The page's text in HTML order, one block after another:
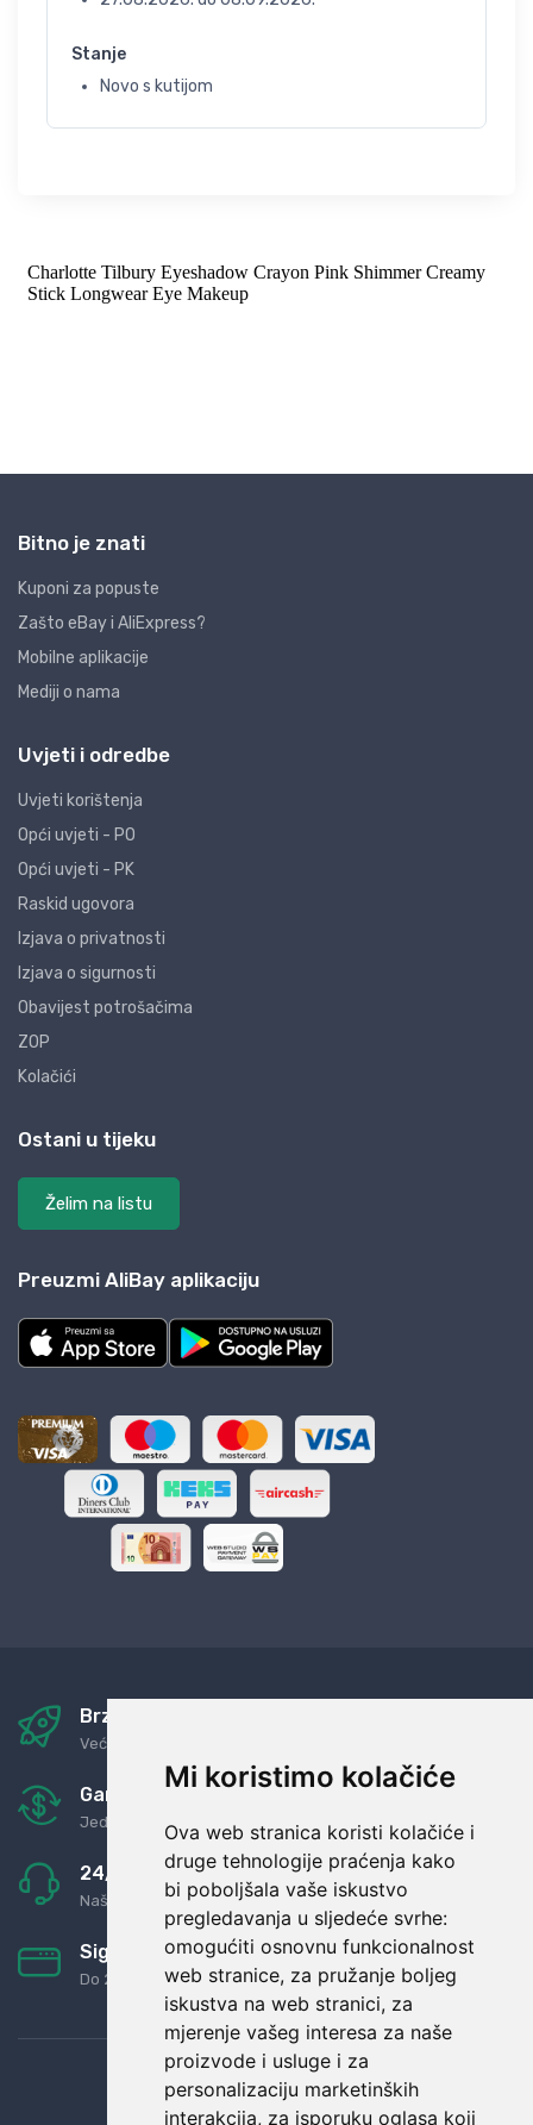
Mi koristimo kolačiće
Ova web stranica koristi kolačiće i
druge tehnologije praćenja kako
bi poboljšala vaše iskustvo
pregledavanja u sljedeće svrhe:
omogućiti osnovnu funkcionalnost
web stranice, za pružanje boljeg
iskustva na web stranici, za
mjerenje vašeg interesa za naše
proizvode i usluge i za
personalizaciju marketinških
interakcija, za isporuku oglasa koji
Stanje
Novo s kutijom
Bitno je znati
Kuponi za popuste
Zašto eBay i AliExpress?
Mobilne aplikacije
Mediji o nama
Uvjeti i odredbe
Uvjeti korištenja
Opći uvjeti - PO
Opći uvjeti - PK
Raskid ugovora
Izjava o privatnosti
Izjava o sigurnosti
Obavijest potrošačima
ZOP
Kolačići
Ostani u tijeku
Želim na listu
Preuzmi AliBay aplikaciju
Brza i sigurna dostava
Već za nekoliko dana kod vas
Garancija u povrat novaca
Jednostavno pravilo: Roba za novac
24/7 odlična podrška
Naši agenti uvijek na raspolaganju
Sigurno obročno plaćanje
Do 24 rata bez kamata